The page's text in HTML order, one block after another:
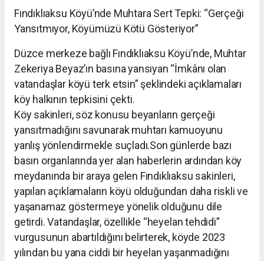
Fındıklıaksu Köyü’nde Muhtara Sert Tepki: “Gerçeği
Yansıtmıyor, Köyümüzü Kötü Gösteriyor”
Düzce merkeze bağlı Fındıklıaksu Köyü’nde, Muhtar
Zekeriya Beyaz’ın basına yansıyan “İmkânı olan
vatandaşlar köyü terk etsin” şeklindeki açıklamaları
köy halkının tepkisini çekti.
Köy sakinleri, söz konusu beyanların gerçeği
yansıtmadığını savunarak muhtarı kamuoyunu
yanlış yönlendirmekle suçladı.Son günlerde bazı
basın organlarında yer alan haberlerin ardından köy
meydanında bir araya gelen Fındıklıaksu sakinleri,
yapılan açıklamaların köyü olduğundan daha riskli ve
yaşanamaz göstermeye yönelik olduğunu dile
getirdi. Vatandaşlar, özellikle “heyelan tehdidi”
vurgusunun abartıldığını belirterek, köyde 2023
yılından bu yana ciddi bir heyelan yaşanmadığını